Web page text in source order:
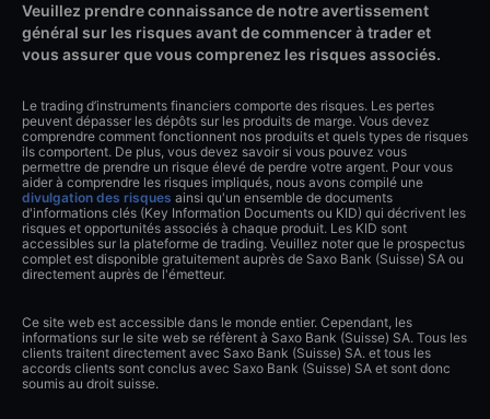
Veuillez prendre connaissance de notre avertissement
général sur les risques avant de commencer à trader et
vous assurer que vous comprenez les risques associés.
Le trading d’instruments financiers comporte des risques. Les pertes
peuvent dépasser les dépôts sur les produits de marge. Vous devez
comprendre comment fonctionnent nos produits et quels types de risques
ils comportent. De plus, vous devez savoir si vous pouvez vous
permettre de prendre un risque élevé de perdre votre argent. Pour vous
aider à comprendre les risques impliqués, nous avons compilé une
divulgation des risques ainsi qu'un ensemble de documents
d'informations clés (Key Information Documents ou KID) qui décrivent les
risques et opportunités associés à chaque produit. Les KID sont
accessibles sur la plateforme de trading. Veuillez noter que le prospectus
complet est disponible gratuitement auprès de Saxo Bank (Suisse) SA ou
directement auprès de l'émetteur.
Ce site web est accessible dans le monde entier. Cependant, les
informations sur le site web se réfèrent à Saxo Bank (Suisse) SA. Tous les
clients traitent directement avec Saxo Bank (Suisse) SA. et tous les
accords clients sont conclus avec Saxo Bank (Suisse) SA et sont donc
soumis au droit suisse.